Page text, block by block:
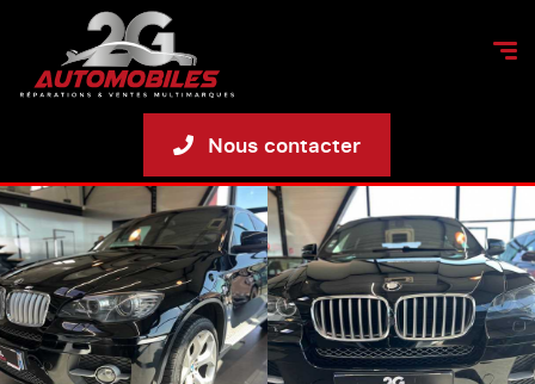
Nous contacter